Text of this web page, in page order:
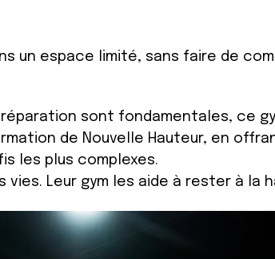
un espace limité, sans faire de
sont fondamentales, ce
de Nouvelle Hauteur, en
les plus complexes.
Leur gym les aide à rester à la